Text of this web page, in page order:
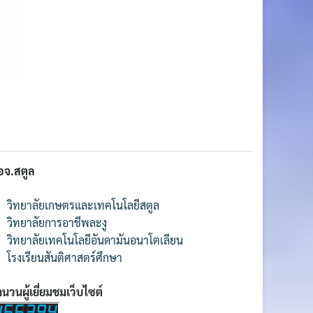
จ.สตูล
วิทยาลัยเกษตรและเทคโนโลยีสตูล
วิทยาลัยการอาชีพละงู
วิทยาลัยเทคโนโลยีอันดามันอนาโตเลียน
โรงเรียนสันติศาสตร์ศึกษา
นวนผู้เยี่ยมชมเว็บไซต์